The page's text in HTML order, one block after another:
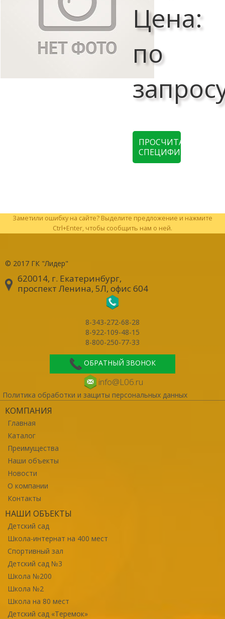
Цена:
по
ПРОСЧИТАТЬ
СПЕЦИФИКАЦИЮ
Заметили ошибку на сайте? Выделите предложение и нажмите
Ctrl+Enter, чтобы сообщить нам о ней.
© 2017 ГК "Лидер"
620014, г. Екатеринбург,
проспект Ленина, 5Л, офис 604
8-343-272-68-28
8-922-109-48-15
8-800-250-77-33
ОБРАТНЫЙ ЗВОНОК
info@L06.ru
Политика обработки и защиты персональных данных
КОМПАНИЯ
Главная
Каталог
Преимущества
Наши объекты
Новости
О компании
Контакты
НАШИ ОБЪЕКТЫ
Детский сад
Школа-интернат на 400 мест
Спортивный зал
Детский сад №3
Школа №200
Школа №2
Школа на 80 мест
Детский сад «Теремок»